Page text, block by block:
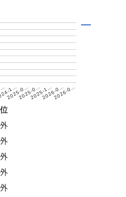
1…
2025-0…2025-0…2025-1…2026-0…2026-0…